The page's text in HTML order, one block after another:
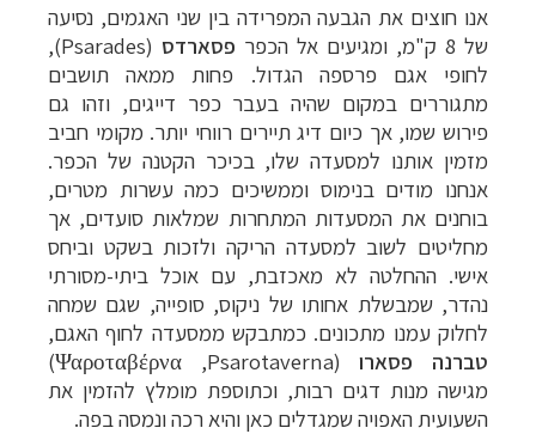
אנו חוצים את הגבעה המפרידה בין שני האגמים, נסיעה
של 8 ק"מ, ומגיעים אל הכפר
פסארדס (
Psarades
),
לחופי אגם פרספה הגדול. פחות ממאה תושבים
מתגוררים במקום שהיה בעבר כפר דייגים, וזהו גם
פירוש שמו, אך כיום דיג תיירים רווחי יותר. מקומי חביב
מזמין אותנו למסעדה שלו, בכיכר הקטנה של הכפר.
אנחנו מודים בנימוס וממשיכים כמה עשרות מטרים,
בוחנים את המסעדות המתחרות שמלאות סועדים, אך
מחליטים לשוב למסעדה הריקה ולזכות בשקט וביחס
אישי. ההחלטה לא מאכזבת, עם אוכל ביתי-מסורתי
נהדר, שמבשלת אחותו של ניקוס, סופייה, שגם שמחה
לחלוק עמנו מתכונים. כמתבקש ממסעדה לחוף האגם,
טברנה פסארו(
Psarotaverna
,
Ψαροταβέρνα
)
מגישה מנות דגים רבות, וכתוספת מומלץ להזמין את
השעועית האפויה שמגדלים כאן והיא רכה ונמסה בפה.